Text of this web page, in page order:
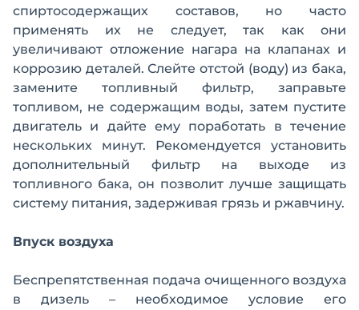
спиртосодержащих составов, но часто
применять их не следует, так как они
увеличивают отложение нагара на клапанах и
коррозию деталей. Слейте отстой (воду) из бака,
замените топливный фильтр, заправьте
топливом, не содержащим воды, затем пустите
двигатель и дайте ему поработать в течение
нескольких минут. Рекомендуется установить
дополнительный фильтр на выходе из
топливного бака, он позволит лучше защищать
систему питания, задерживая грязь и ржавчину.
Впуск воздуха
Беспрепятственная подача очищенного воздуха
в дизель – необходимое условие его